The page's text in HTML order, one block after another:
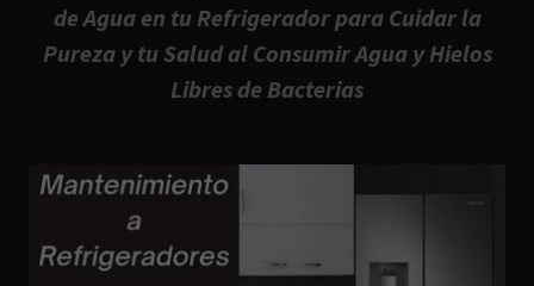
de Agua en tu Refrigerador para Cuidar la
Pureza y tu Salud al Consumir Agua y Hielos
Libres de Bacterias